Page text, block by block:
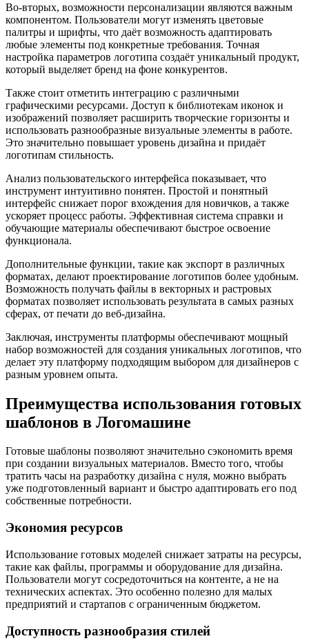
Во-вторых, возможности персонализации являются важным
компонентом. Пользователи могут изменять цветовые
палитры и шрифты, что даёт возможность адаптировать
любые элементы под конкретные требования. Точная
настройка параметров логотипа создаёт уникальный продукт,
который выделяет бренд на фоне конкурентов.
Также стоит отметить интеграцию с различными
графическими ресурсами. Доступ к библиотекам иконок и
изображений позволяет расширить творческие горизонты и
использовать разнообразные визуальные элементы в работе.
Это значительно повышает уровень дизайна и придаёт
логотипам стильность.
Анализ пользовательского интерфейса показывает, что
инструмент интуитивно понятен. Простой и понятный
интерфейс снижает порог вхождения для новичков, а также
ускоряет процесс работы. Эффективная система справки и
обучающие материалы обеспечивают быстрое освоение
функционала.
Дополнительные функции, такие как экспорт в различных
форматах, делают проектирование логотипов более удобным.
Возможность получать файлы в векторных и растровых
форматах позволяет использовать результата в самых разных
сферах, от печати до веб-дизайна.
Заключая, инструменты платформы обеспечивают мощный
набор возможностей для создания уникальных логотипов, что
делает эту платформу подходящим выбором для дизайнеров с
разным уровнем опыта.
Преимущества использования готовых
шаблонов в Логомашине
Готовые шаблоны позволяют значительно сэкономить время
при создании визуальных материалов. Вместо того, чтобы
тратить часы на разработку дизайна с нуля, можно выбрать
уже подготовленный вариант и быстро адаптировать его под
собственные потребности.
Экономия ресурсов
Использование готовых моделей снижает затраты на ресурсы,
такие как файлы, программы и оборудование для дизайна.
Пользователи могут сосредоточиться на контенте, а не на
технических аспектах. Это особенно полезно для малых
предприятий и стартапов с ограниченным бюджетом.
Доступность разнообразия стилей